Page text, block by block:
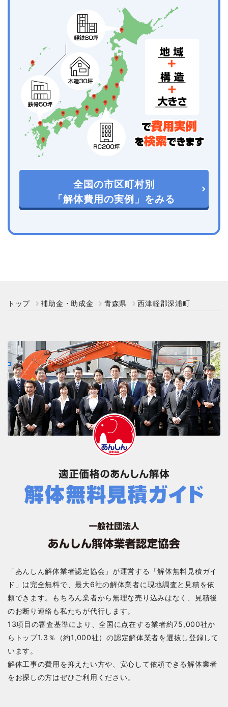
全国の市区町村別
「解体費用の実例」をみる
トップ 補助金・助成金 青森県 西津軽郡深浦町
「あんしん解体業者認定協会」が運営する「解体無料見積ガイ
ド」は完全無料で、最大6社の解体業者に現地調査と見積を依
頼できます。もちろん業者から無理な売り込みはなく、見積後
のお断り連絡も私たちが代行します。
13項目の審査基準により、全国に点在する業者約75,000社か
らトップ1.3％（約1,000社）の認定解体業者を選抜し登録して
います。
解体工事の費用を抑えたい方や、安心して依頼できる解体業者
をお探しの方はぜひご利用ください。